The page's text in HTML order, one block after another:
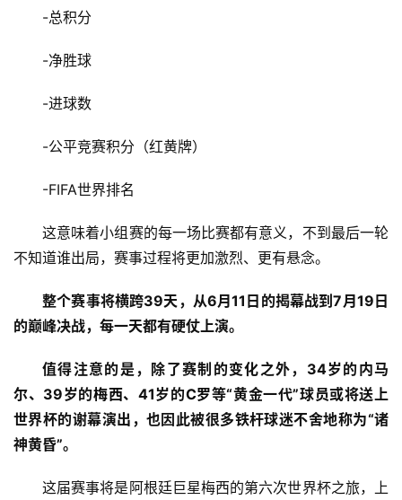
商
业
-总积分
-净胜球
-进球数
-公平竞赛积分（红黄牌）
-FIFA世界排名
这意味着小组赛的每一场比赛都有意义，不到最后一轮
不知道谁出局，赛事过程将更加激烈、更有悬念。
整个赛事将横跨39天，从6月11日的揭幕战到7月19日
的巅峰决战，每一天都有硬仗上演。
值得注意的是，除了赛制的变化之外，34岁的内马
尔、39岁的梅西、41岁的C罗等“黄金一代”球员或将送上
世界杯的谢幕演出，也因此被很多铁杆球迷不舍地称为“诸
神黄昏”。
这届赛事将是阿根廷巨星梅西的第六次世界杯之旅，上